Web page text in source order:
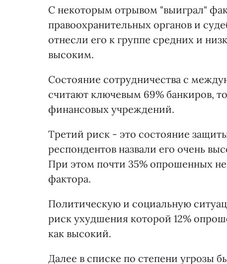
С некоторым отрывом "выиграл"
правоохранительных органов и
отнесли его к группе средних и
высоким.
Состояние сотрудничества с
считают ключевым 69% банкиров,
финансовых учреждений.
Третий риск - это состояние
респондентов назвали его очень
При этом почти 35% опрошенных
фактора.
Политическую и социальную
риск ухудшения которой 12%
как высокий.
Далее в списке по степени угрозы